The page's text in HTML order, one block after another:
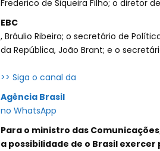
Frederico de Siqueira Filho; o diretor
EBC
, Bráulio Ribeiro; o secretário de
da República, João Brant; e o
>> Siga o canal da
Agência Brasil
no WhatsApp
Para o ministro das
a possibilidade de o Brasil